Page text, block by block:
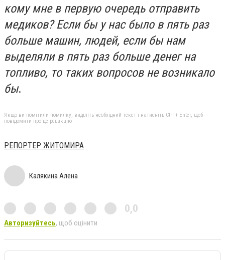
кому мне в первую очередь отправить
медиков? Если бы у нас было в пять раз
больше машин, людей, если бы нам
выделяли в пять раз больше денег на
топливо, то таких вопросов не возникало
бы.
Якщо ви помітили помилку, виділіть необхідний текст і натисніть Ctrl + Enter, щоб
повідомити про це редакцію
РЕПОРТЕР ЖИТОМИРА
Калякина Алена
0,0
Авторизуйтесь, щоб оцінити